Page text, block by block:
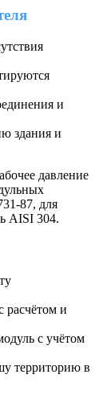
и
здания и
давление
87, для
AISI 304.
расчётом и
с учётом
территорию в